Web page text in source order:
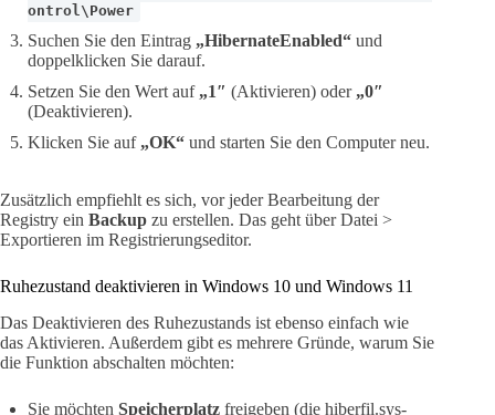
ontrol\Power
Suchen Sie den Eintrag „HibernateEnabled“ und
doppelklicken Sie darauf.
Setzen Sie den Wert auf „1″ (Aktivieren) oder „0″
(Deaktivieren).
Klicken Sie auf „OK“ und starten Sie den Computer neu.
Zusätzlich empfiehlt es sich, vor jeder Bearbeitung der
Registry ein Backup zu erstellen. Das geht über Datei >
Exportieren im Registrierungseditor.
Ruhezustand deaktivieren in Windows 10 und Windows 11
Das Deaktivieren des Ruhezustands ist ebenso einfach wie
das Aktivieren. Außerdem gibt es mehrere Gründe, warum Sie
die Funktion abschalten möchten:
Sie möchten Speicherplatz freigeben (die hiberfil.sys-